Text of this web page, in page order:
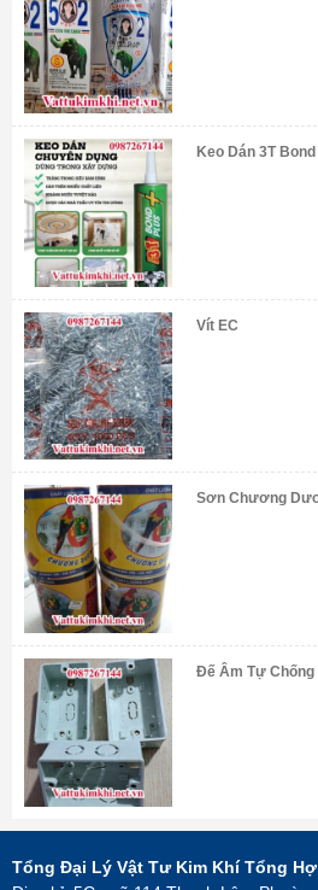
Keo Dán 3T Bond
Vít EC
Sơn Chương
Đế Âm Tự Chống
Tổng Đại Lý Vật Tư Kim Khí Tổng